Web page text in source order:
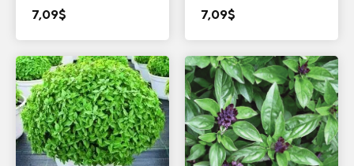
7,09$ 7,09$